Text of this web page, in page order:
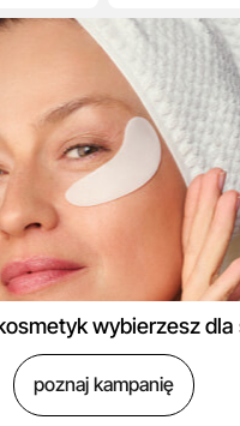
wybierzesz dla
poznaj kampanię